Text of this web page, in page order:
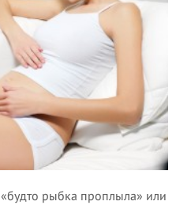
рыбка проплыла» или